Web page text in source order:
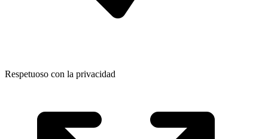
Respetuoso con la privacidad